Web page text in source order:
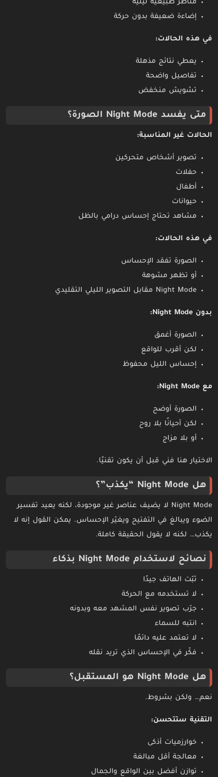
مناظر طبيعية ليلية
إضاءة ضعيفة بدون حركة
في هذه الحالات:
يعطي نتائج مذهلة
تفاصيل واضحة
تشويش منخفض
متى يفسد Night Mode الصورة؟
الحالات غير المناسبة:
تصوير أشخاص متحركين
حفلات
أطفال
حيوانات
مشاهد تحتاج إحساس درامي بالظل
في هذه الحالات:
الصورة تفقد الإحساس
أو تظهر مشوهة
Night Mode مقابل التصوير الليلي التقليدي
بدون Night Mode:
الصورة أغمق
لكن أقرب للواقع
إحساس الليل محفوظ
مع Night Mode:
الصورة أوضح
لكن أحيانًا بلا روح
أو بلا مزاج
الاختيار هنا فني قبل أن يكون تقنيًا.
هل Night Mode “يكذب”؟
Night Mode لا يضيف عناصر غير موجودة، لكنه يعيد تفسير
الضوء ويبالغ في التفتيح ويغيّر الإحساس. يمكن القول إنه لا
يكذب… لكنه لا يقول الحقيقة كاملة.
نصائح لاستخدام Night Mode بذكاء
ثبّت الهاتف جيدًا
لا تستخدمه مع الحركة
جرّب تصوير نفس المشهد معه وبدونه
انتبه للسماء
لا تعتمد عليه دائمًا
فكّر في الإحساس الذي تريد نقله
هل Night Mode هو المستقبل؟
نعم… ولكن بشروط.
التقنية ستتحسن:
خوارزميات أذكى
معالجة أقل مبالغة
توازن أفضل بين الواقع والجمال